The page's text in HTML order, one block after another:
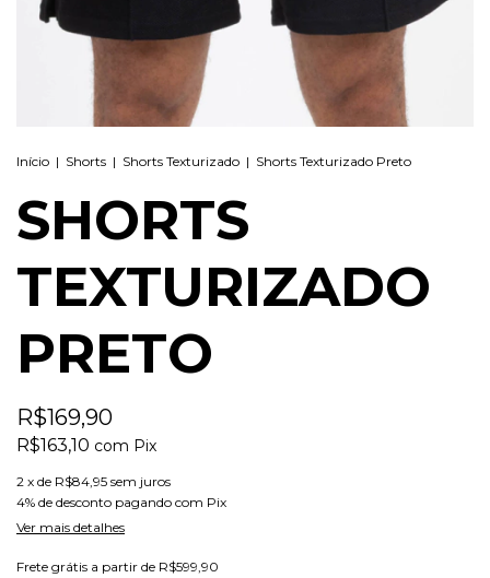
Início | Shorts | Shorts Texturizado | Shorts Texturizado Preto
SHORTS
TEXTURIZADO
PRETO
R$169,90
R$163,10 com Pix
2 x de R$84,95 sem juros
4% de desconto pagando com Pix
Ver mais detalhes
Frete grátis a partir de R$599,90